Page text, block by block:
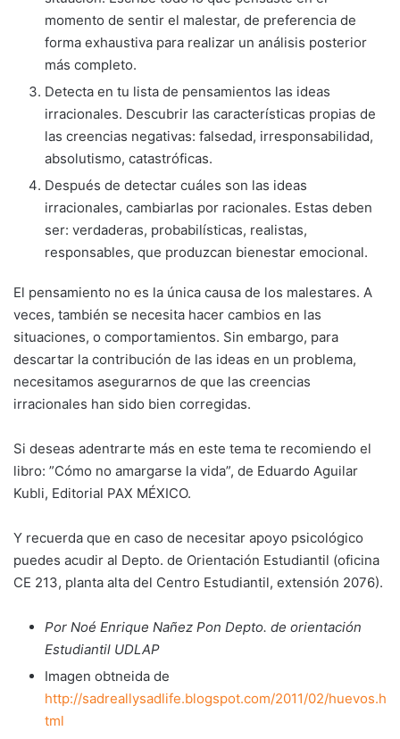
momento de sentir el malestar, de preferencia de
forma exhaustiva para realizar un análisis posterior
más completo.
Detecta en tu lista de pensamientos las ideas
irracionales. Descubrir las características propias de
las creencias negativas: falsedad, irresponsabilidad,
absolutismo, catastróficas.
Después de detectar cuáles son las ideas
irracionales, cambiarlas por racionales. Estas deben
ser: verdaderas, probabilísticas, realistas,
responsables, que produzcan bienestar emocional.
El pensamiento no es la única causa de los malestares. A
veces, también se necesita hacer cambios en las
situaciones, o comportamientos. Sin embargo, para
descartar la contribución de las ideas en un problema,
necesitamos asegurarnos de que las creencias
irracionales han sido bien corregidas.
Si deseas adentrarte más en este tema te recomiendo el
libro: ”Cómo no amargarse la vida”, de Eduardo Aguilar
Kubli, Editorial PAX MÉXICO.
Y recuerda que en caso de necesitar apoyo psicológico
puedes acudir al Depto. de Orientación Estudiantil (oficina
CE 213, planta alta del Centro Estudiantil, extensión 2076).
Por Noé Enrique Nañez Pon Depto. de orientación
Estudiantil UDLAP
Imagen obtneida de
http://sadreallysadlife.blogspot.com/2011/02/huevos.h
tml